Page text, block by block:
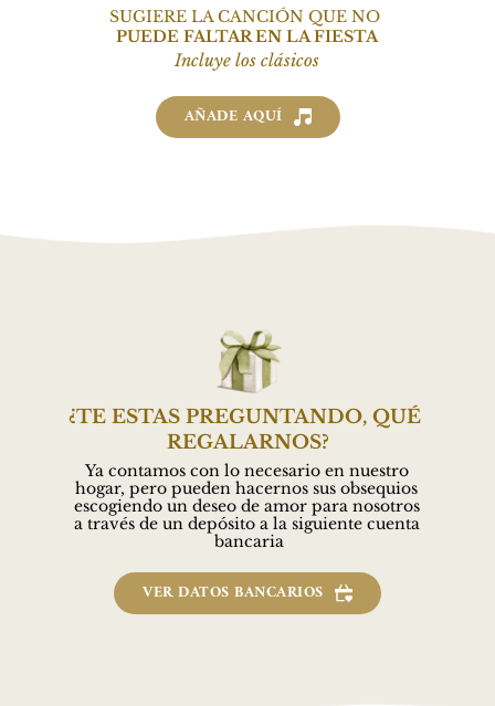
SUGIERE LA CANCIÓN QUE NO
PUEDE FALTAR EN LA FIESTA
Incluye los clásicos
AÑADE AQUÍ
¿TE ESTAS PREGUNTANDO, QUÉ
REGALARNOS?
Ya contamos con lo necesario en nuestro
hogar, pero pueden hacernos sus obsequios
escogiendo un deseo de amor para nosotros
a través de un depósito a la siguiente cuenta
bancaria
VER DATOS BANCARIOS